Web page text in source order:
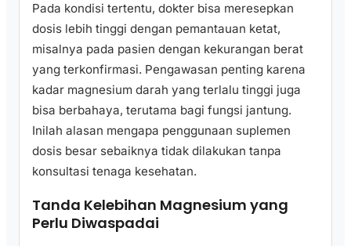
Pada kondisi tertentu, dokter bisa meresepkan
dosis lebih tinggi dengan pemantauan ketat,
misalnya pada pasien dengan kekurangan berat
yang terkonfirmasi. Pengawasan penting karena
kadar magnesium darah yang terlalu tinggi juga
bisa berbahaya, terutama bagi fungsi jantung.
Inilah alasan mengapa penggunaan suplemen
dosis besar sebaiknya tidak dilakukan tanpa
konsultasi tenaga kesehatan.
Tanda Kelebihan Magnesium yang
Perlu Diwaspadai